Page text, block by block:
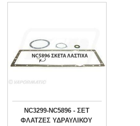
NC3299-NC5896 - ΣΕΤ
ΦΛΑΤΖΕΣ ΥΔΡΑΥΛΙΚΟΥ